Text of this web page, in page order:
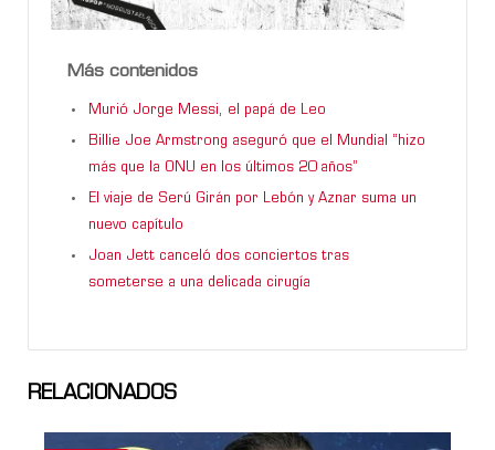
Más contenidos
Murió Jorge Messi, el papá de Leo
Billie Joe Armstrong aseguró que el Mundial “hizo
más que la ONU en los últimos 20 años”
El viaje de Serú Girán por Lebón y Aznar suma un
nuevo capítulo
Joan Jett canceló dos conciertos tras
someterse a una delicada cirugía
RELACIONADOS